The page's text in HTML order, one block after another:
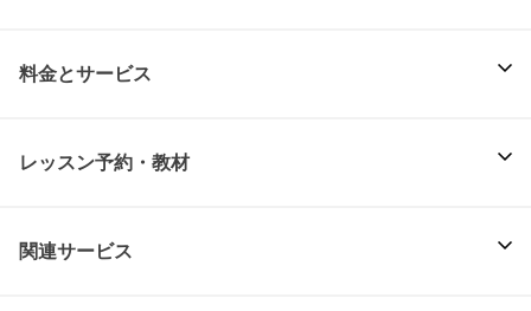
料金とサービス
レッスン予約・教材
関連サービス